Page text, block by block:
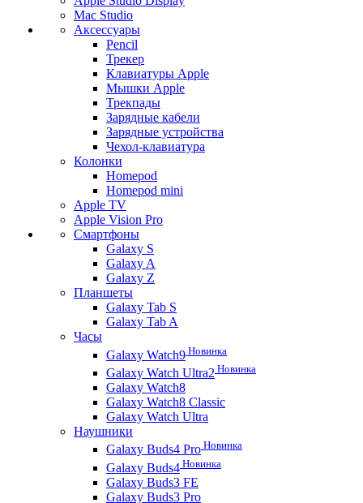
Mac Studio
Аксессуары
Pencil
Трекер
Клавиатуры Apple
Мышки Apple
Трекпады
Зарядные кабели
Зарядные устройства
Чехол-клавиатура
Колонки
Homepod
Homepod mini
Apple TV
Apple Vision Pro
Смартфоны
Galaxy S
Galaxy A
Galaxy Z
Планшеты
Galaxy Tab S
Galaxy Tab A
Часы
Galaxy Watch9 Новинка
Galaxy Watch Ultra2 Новинка
Galaxy Watch8
Galaxy Watch8 Classic
Galaxy Watch Ultra
Наушники
Galaxy Buds4 Pro Новинка
Galaxy Buds4 Новинка
Galaxy Buds3 FE
Galaxy Buds3 Pro